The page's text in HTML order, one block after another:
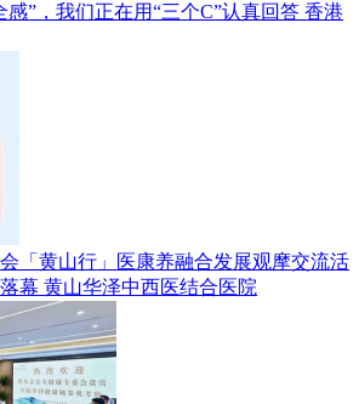
感”，我们正在用“三个C”认真回答 香港
「黄山行」医康养融合发展观摩交流活
幕 黄山华泽中西医结合医院